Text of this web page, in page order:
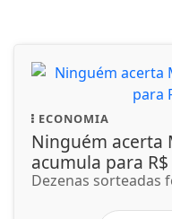
ECONOMIA
Ninguém acerta
acumula para
Dezenas sorteadas